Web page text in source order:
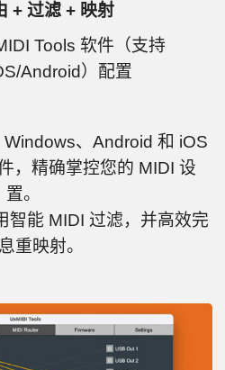
+ 过滤 + 映射
Tools 软件（支持
Android）配置
、Android 和 iOS
，精确掌控您的 MIDI 设
置。
智能 MIDI 过滤，并高效完
重映射。